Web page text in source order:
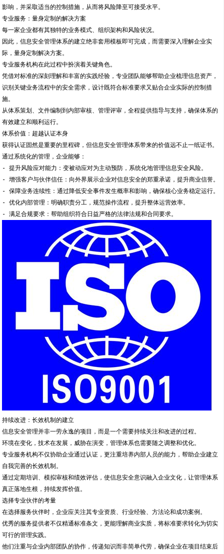
影响，并采取适当的控制措施，从而将风险降至可接受水平。
专业服务：量身定制的解决方案
每一家企业都有其独特的业务模式、组织架构和风险状况。
因此，信息安全管理体系的建立绝非套用模板即可完成，而需要深入理解企业实
际，量身定制解决方案。
专业服务机构在此过程中扮演着关键角色。
凭借对标准的深刻理解和丰富的实践经验，专业团队能够帮助企业梳理信息资产，
识别关键业务流程中的安全需求，设计既符合标准要求又贴合企业实际的控制措
施。
从体系策划、文件编制到内部审核、管理评审，全程提供指导与支持，确保体系的
有效建立和顺利运行。
体系价值：超越认证本身
获得认证固然是重要的里程碑，但信息安全管理体系带来的价值远不止一纸证书。
通过系统化的管理，企业能够：
- 提升风险应对能力：变被动应对为主动预防，系统化地管理信息安全风险。
- 增强客户与伙伴信任：向外界展示企业对信息安全的郑重承诺，提升商业信誉。
- 保障业务连续性：通过降低安全事件发生概率和影响，确保核心业务稳定运行。
- 优化内部管理：明确职责分工，规范操作流程，提升整体运营效率。
- 满足合规要求：帮助组织符合日益严格的法律法规和合同要求。
持续改进：长效机制的建立
信息安全管理并非一劳永逸的项目，而是一个需要持续关注和改进的过程。
环境在变化，技术在发展，威胁在演变，管理体系也需要随之调整和优化。
专业服务机构不仅协助企业通过认证，更注重培养内部人员的能力，帮助企业建立
自我完善的长效机制。
通过定期培训、模拟审核和绩效评估，使信息安全意识融入企业文化，让管理体系
真正落地生根，持续发挥价值。
选择专业伙伴的考量
在选择服务伙伴时，企业应关注其专业资质、行业经验、方法论和成功案例。
优秀的服务提供者不仅精通标准条文，更能理解商业实质，将标准要求转化为切实
可行的管理实践。
他们注重与企业内部团队的协作，传递知识而非简单代劳，确保企业在项目结束后